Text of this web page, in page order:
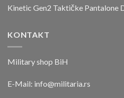
Kinetic Gen2 Taktičke Pantalone
KONTAKT
Military shop BiH
E-Mail: info@militaria.rs